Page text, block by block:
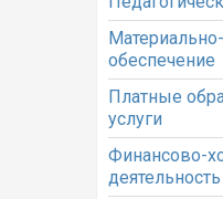
обеспечение
Платные
услуги
Финансово-
деятельность